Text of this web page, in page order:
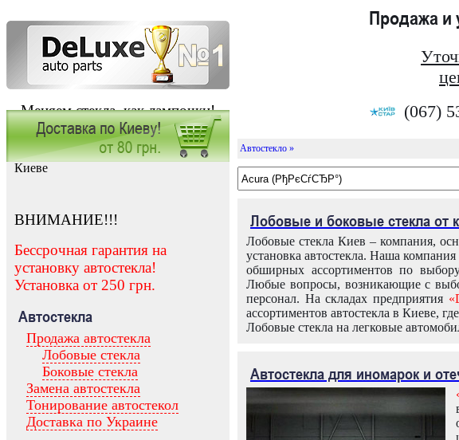
Меняем стекла, как лампочки!
Продажа и
(067)
Заказать установку автостекла в
Киеве
ВНИМАНИЕ!!!
Бессрочная гарантия на
установку автостекла!
Установка от 250 грн.
Автостекла
Продажа автостекла
Лобовые стекла
Боковые стекла
Замена автостекла
Тонирование автостекол
Доставка по Украине
Автостекло »
Лобовые и боковые стекла от
Лобовые стекла Киев – компания,
установка автостекла. Наша
обширных ассортиментов по
Любые вопросы, возникающие с
персонал. На складах предприятия
ассортиментов автостекла в Киеве,
Лобовые стекла на легковые
Автостекла для иномарок и